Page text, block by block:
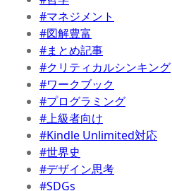
#マネジメント
#図解豊富
#まとめ記事
#クリティカルシンキング
#ワークブック
#プログラミング
#上級者向け
#Kindle Unlimited対応
#世界史
#デザイン思考
#SDGs